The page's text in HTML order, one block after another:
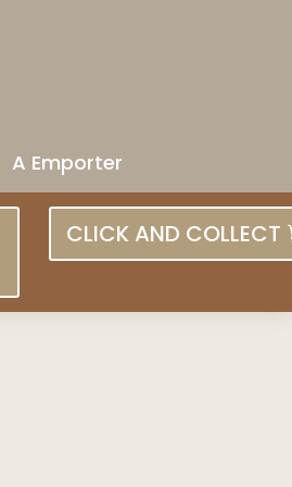
A Emporter
CLICK AND COLLECT